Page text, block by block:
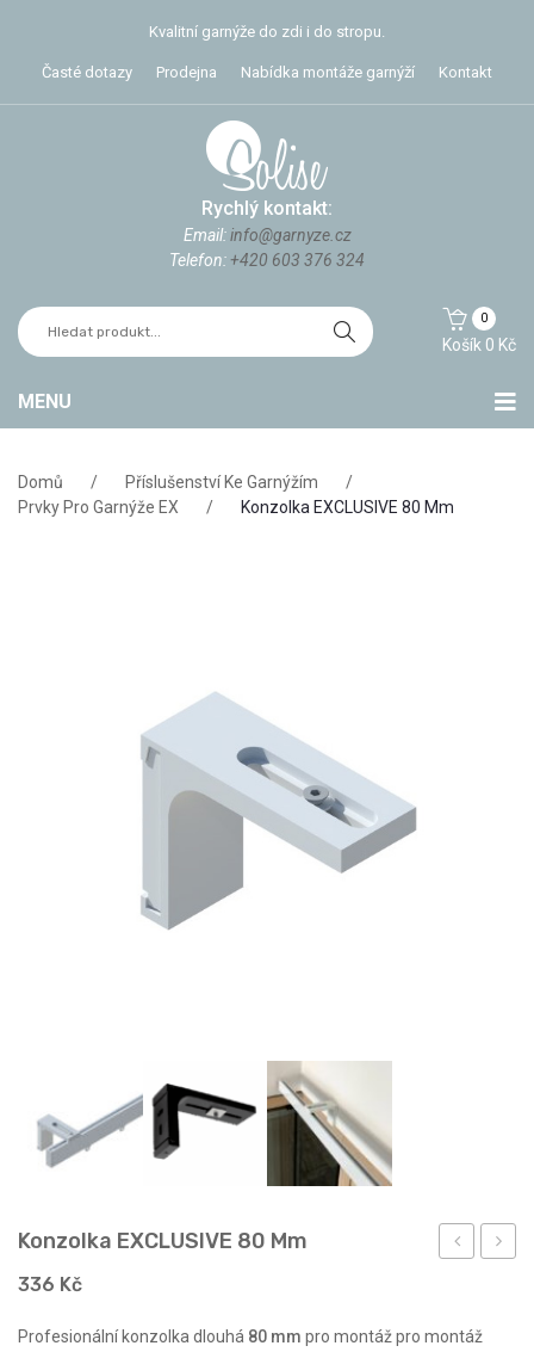
Kvalitní garnýže do zdi i do stropu.
Časté dotazy Prodejna Nabídka montáže garnýží Kontakt
Rychlý kontakt:
Email:info@garnyze.cz
Telefon:+420 603 376 324
Košík
0
0 Kč
MENU
Garnýže do zdi
Domů / Příslušenství Ke Garnýžím
/
Prvky Pro Garnýže EX
/ Konzolka EXCLUSIVE 80 Mm
Konzolka EXCLUSIVE 80 Mm
336 Kč
Profesionální konzolka dlouhá 80 mm pro montáž pro montáž